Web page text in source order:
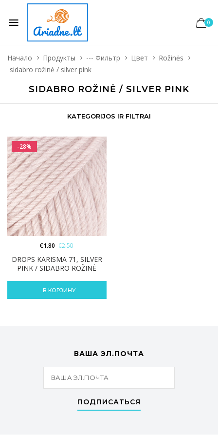
0
Начало Продукты --- Фильтр Цвет
Rožinės
sidabro rožinė / silver pink
SIDABRO ROŽINĖ / SILVER PINK
KATEGORIJOS IR FILTRAI
-28%
DROPS KARISMA 71, SILVER
PINK / SIDABRO ROŽINĖ
€1.80 €2.50
В КОРЗИНУ
ВАША ЭЛ.ПОЧТА
ПОДПИСАТЬСЯ